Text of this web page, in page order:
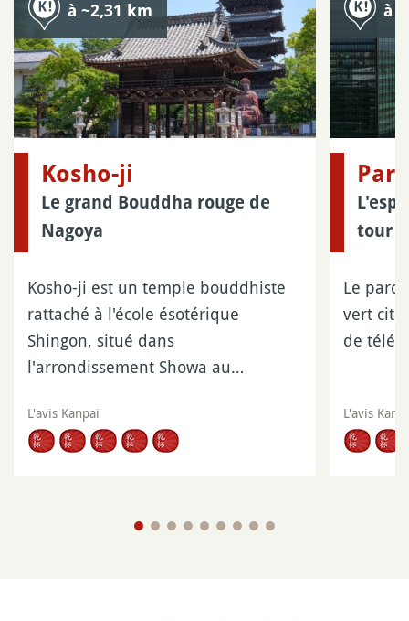
à ~2,31 km
Kosho-ji
Le grand Bouddha rouge de
Nagoya
Kosho-ji est un temple bouddhiste
rattaché à l'école ésotérique
Shingon, situé dans
l'arrondissement Showa au…
L'avis Kanpai
à
tour
Le parc
vert
de
L'avis